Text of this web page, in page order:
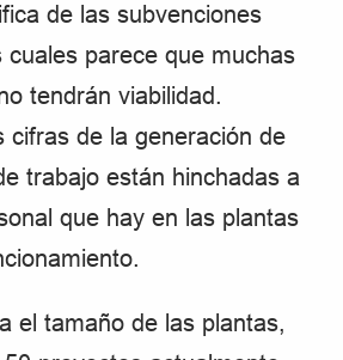
de las subvenciones
cuales parece que muchas
tendrán viabilidad.
cifras de la generación de
trabajo están hinchadas a
que hay en las plantas
el tamaño de las plantas,